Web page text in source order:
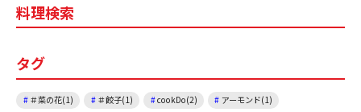
料理検索
タグ
＃菜の花(1) ＃餃子(1) cookDo(2)
アーモンド(1)